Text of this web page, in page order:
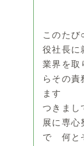
さ
このた
役社長に
業界を取
らその責
ます
つきま
展に専心
で 何と